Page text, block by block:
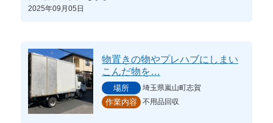
2025年09月05日
物置きの物やプレハブにしまい
こんだ物を…
場所 埼玉県嵐山町志賀
作業内容 不用品回収